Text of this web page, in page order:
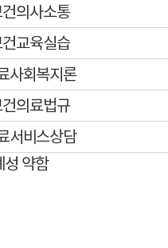
의사소통
교육실습
사회복지론
의료법규
서비스상담
약함